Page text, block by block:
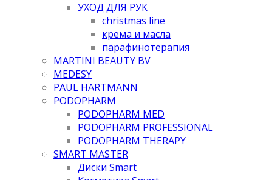
УХОД ДЛЯ РУК
christmas line
крема и масла
парафинотерапия
MARTINI BEAUTY BV
MEDESY
PAUL HARTMANN
PODOPHARM
PODOPHARM MED
PODOPHARM PROFESSIONAL
PODOPHARM THERAPY
SMART MASTER
Диски Smart